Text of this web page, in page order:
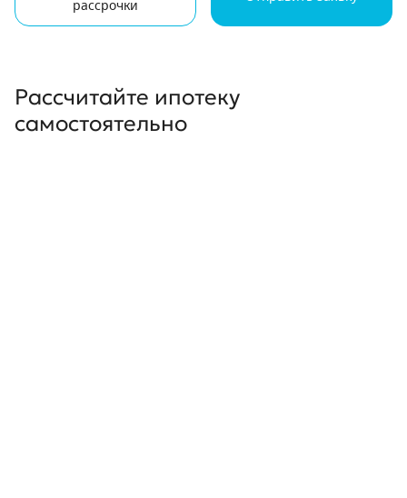
рассрочки
Рассчитайте ипотеку
самостоятельно